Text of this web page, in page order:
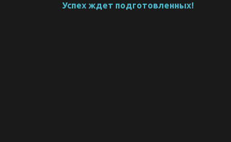
Успех ждет подготовленных!